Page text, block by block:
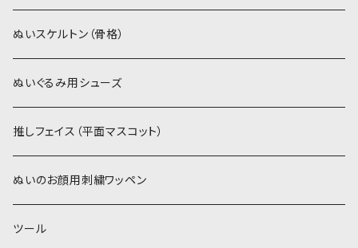
スキンカラー生地
カーリーベルボア
パウダーボア（4mm）
ウィッグボア（8cm）
白系
スキンカラー系
白系
ステッチカラー
ミニワッペン
リボン
ぬいスケルトン（骨格）
ぬいぐるみ用シューズ
推しフェイス（平面マスコット）
ぬいのお顔用刺繍ワッペン
ツール